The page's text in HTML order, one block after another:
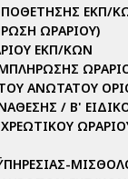
ΕΚΠ/
ΩΡΑΡΙΟΥ)
ΕΚΠ/ΚΩΝ
ΑΝΩΤΑΤΟΥ
/ Β'